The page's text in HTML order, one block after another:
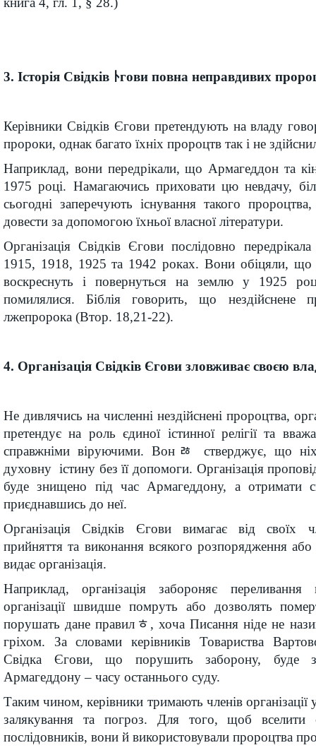
3. Історія Свідків ﾄгови повна не­правди­вих
Керівники Свідків Єгови претендують на владу
пророки, однак багато їхніх пророцтв так і не
Наприклад, вони передрікали, що Армагеддон та
1975 році. Намагаючись приховати цю невдачу,
сьогодні заперечують існування такого
довести за допомогою їхньої власної літератури.
Організація Свідків Єгови послідовно
1915, 1918, 1925 та 1942 роках. Вони обіцяли, що
воскреснуть і повернуться на землю у 1925
помилялися. Біблія говорить, що нездійснене
лжепророка (Втор. 18,21-22).
4. Організація Свідків Єгови зловживає своєю
Не дивлячись на численні нездійснені пророцтва,
претендує на роль єдиної істинної релігії та
справжніми віруючими. Вонﾰ стверджує, що
духовну істину без її допомоги. Організація
буде знищено під час Армагеддону, а отримати
приєднавшись до неї.
Організація Свідків Єгови вимагає від своїх
прийняття та виконання всякого розпорядження або
видає організація.
Наприклад, організація забороняє
організації швидше помруть або дозволять
порушать дане правилﾾ, хоча Писання ніде не
гріхом. За словами керівників Товариства
Свідка Єгови, що порушить заборону, буде
Армагеддону – часу останнього суду.
Таким чином, керівники тримають членів
залякування та погроз. Для того, щоб вселити
послідовників, вони й використовували пророцтва про